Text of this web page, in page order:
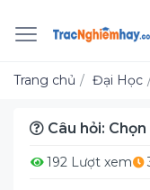
Trang chủ Đại Học
Câu hỏi:
192 Lượt xem